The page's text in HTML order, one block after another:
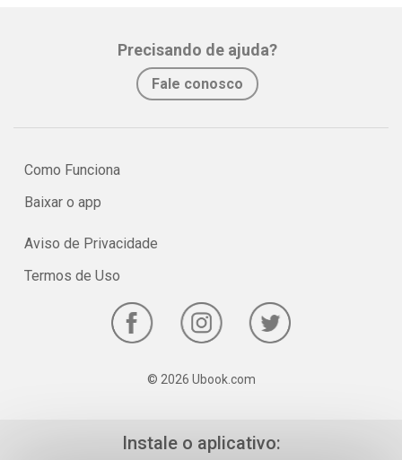
Precisando de ajuda?
Fale conosco
Como Funciona
Baixar o app
Aviso de Privacidade
Termos de Uso
© 2026 Ubook.com
Instale o aplicativo: